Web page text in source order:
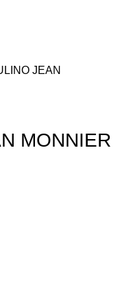
JEAN
MONNIER